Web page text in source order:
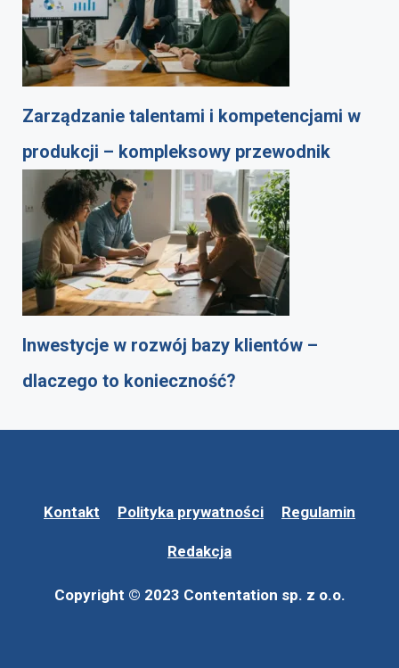
Zarządzanie talentami i kompetencjami w
produkcji – kompleksowy przewodnik
Inwestycje w rozwój bazy klientów –
dlaczego to konieczność?
Kontakt Polityka prywatności Regulamin
Redakcja
Copyright © 2023 Contentation sp. z o.o.